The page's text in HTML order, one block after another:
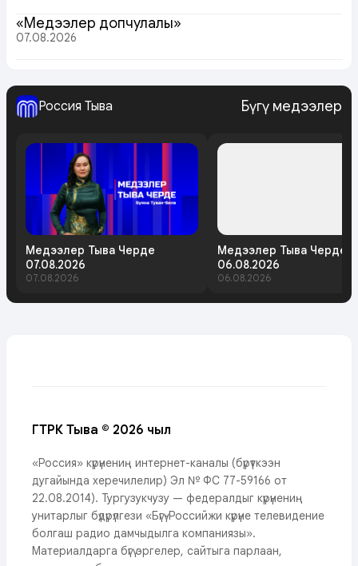
«Медээлер допчулалы»
07.08.2026
Россия Тыва Бүгү медээлер
Медээлер Тыва Черде
07.08.2026
07.08.2026
Медээлер Тыва Черде
06.08.2026
06.08.2026
ГТРК Тыва © 2026 чыл
«Россия» күрүнениң интернет-каналы (бүрүткээн
дугайында херечилелир) Эл № ФС 77-59166 от
22.08.2014). Тургузукчузу — федералдыг күрүнениң
унитарлыг бүдүрүлгези «Бүгү-Российжи күрүне телевидение
болгаш радио дамчыдылга компаниязы».
Материалдарга бүгү эргелер, сайтыга парлаан,